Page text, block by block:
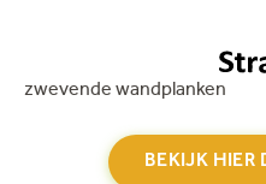
zwevende wandplanken
BEKIJK HIER